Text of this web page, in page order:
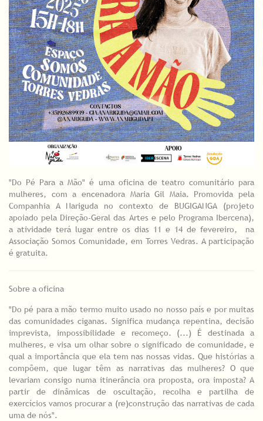
"Do Pé Para a Mão" é uma oficina de teatro comunitário para
mulheres, com a encenadora Maria Gil Maia. Promovida pela
Companhia A Nariguda no contexto de BUGIGANGA (projeto
apoiado pela Direção-Geral das Artes e pelo Programa Ibercena),
a atividade terá lugar entre os dias 11 e 14 de fevereiro, na
Associação Somos Comunidade, em Torres Vedras. A participação
é gratuita.
Sobre a oficina
"Do pé para a mão termo muito usado no nosso país e por muitas
das comunidades ciganas. Significa mudança repentina, decisão
imprevista, impossibilidade e recomeço. (...) É destinada a
mulheres, e visa um olhar sobre o significado de comunidade, e
qual a importância que ela tem nas nossas vidas. Que histórias a
compõem, que lugar têm as narrativas das mulheres? O que
levariam consigo numa itinerância ora proposta, ora imposta? A
partir de dinâmicas de oscultação, recolha e partilha de
exercícios vamos procurar a (re)construção das narrativas de cada
uma de nós".